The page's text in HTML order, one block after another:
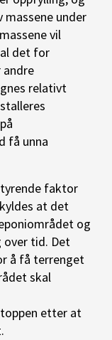
massene under
vil
det for
andre
relativt
få unna
faktor
at det
og
over tid. Det
å få terrenget
skal
etter at